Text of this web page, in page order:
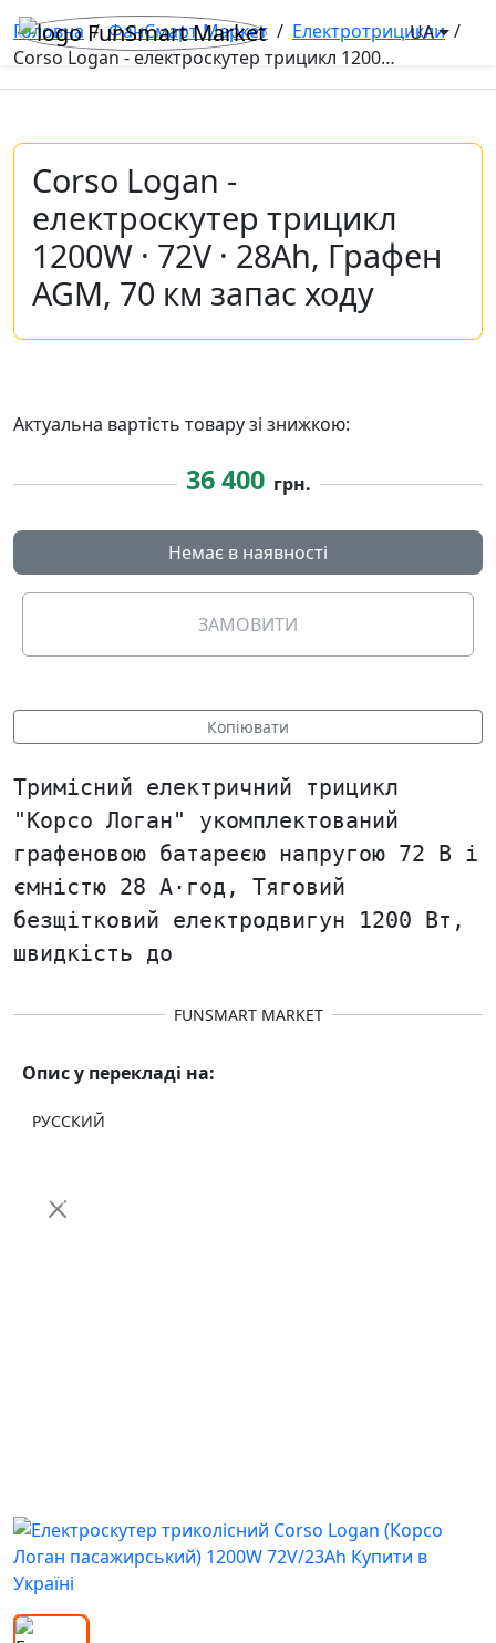
UA
Головна / ФанСмарт Маркет / Електротрицикли /
Corso Logan - електроскутер трицикл 1200W · 72V · 28Ah, Графен AGM, 70 км запас ходу
Corso Logan -
електроскутер трицикл
1200W · 72V · 28Ah, Графен
AGM, 70 км запас ходу
Актуальна вартість товару зі знижкою:
36 400 грн.
Немає в наявності
ЗАМОВИТИ
Копіювати
Тримісний електричний трицикл
"Корсо Логан" укомплектований
графеновою батареєю напругою 72 В і
ємністю 28 А·год, Тяговий
безщітковий електродвигун 1200 Вт,
швидкість до
FUNSMART MARKET
Опис у перекладі на:
РУССКИЙ
Ми щойно створили